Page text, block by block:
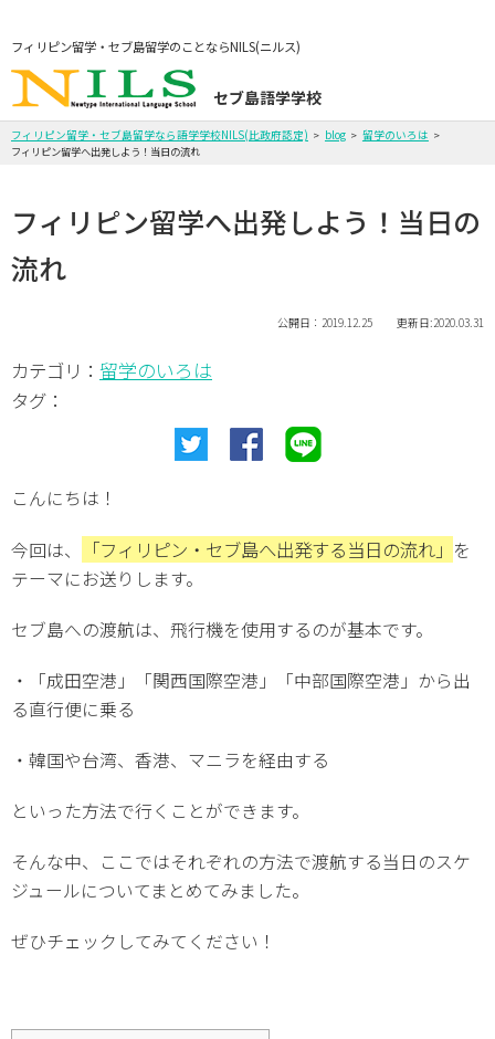
セブ島語学学校
フィリピン留学・セブ島留学のことならNILS(ニルス)
フィリピン留学・セブ島留学なら語学学校NILS(比政府認定) blog
留学のいろは
フィリピン留学へ出発しよう！当日の流れ
フィリピン留学へ出発しよう！当日の
流れ
公開日：2019.12.25 更新日:2020.03.31
カテゴリ： 留学のいろは
タグ：
こんにちは！
今回は、 「フィリピン・セブ島へ出発する当日の流れ」 を
テーマにお送りします。
セブ島への渡航は、飛行機を使用するのが基本です。
・「成田空港」「関西国際空港」「中部国際空港」から出
る直行便に乗る
・韓国や台湾、香港、マニラを経由する
といった方法で行くことができます。
そんな中、ここではそれぞれの方法で渡航する当日のスケ
ジュールについてまとめてみました。
ぜひチェックしてみてください！